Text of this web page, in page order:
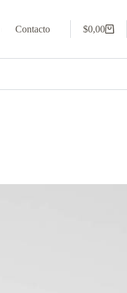
Contacto
Carro
$0,00